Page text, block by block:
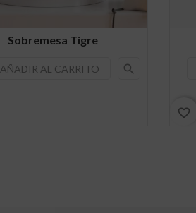
Sobremesa Tigre
AÑADIR AL CARRITO search
favorite_border